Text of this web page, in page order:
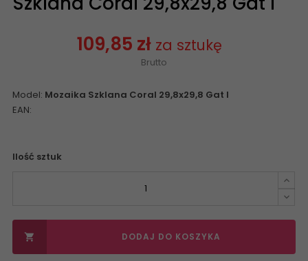
109,85 zł za sztukę
Brutto
Model: Mozaika Szklana Coral 29,8x29,8 Gat I
EAN:
Ilość sztuk
 DODAJ DO KOSZYKA